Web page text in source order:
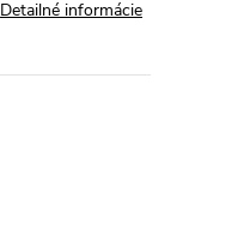
Detailné informácie